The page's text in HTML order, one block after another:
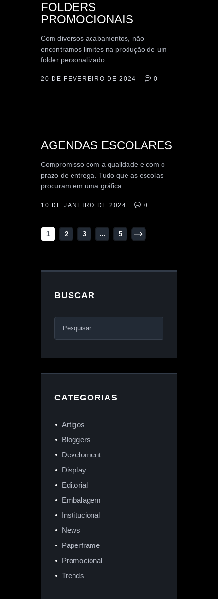
INSTITUCIONAL
FOLDERS
PROMOCIONAIS
Com diversos acabamentos, não
encontramos limites na produção de um
folder personalizado.
20 DE FEVEREIRO DE 2024 0
INSTITUCIONAL
AGENDAS ESCOLARES
Compromisso com a qualidade e com o
prazo de entrega. Tudo que as escolas
procuram em uma gráfica.
10 DE JANEIRO DE 2024 0
1 2 3 … 5
BUSCAR
CATEGORIAS
Artigos
Bloggers
Develoment
Display
Editorial
Embalagem
Institucional
News
Paperframe
Promocional
Trends